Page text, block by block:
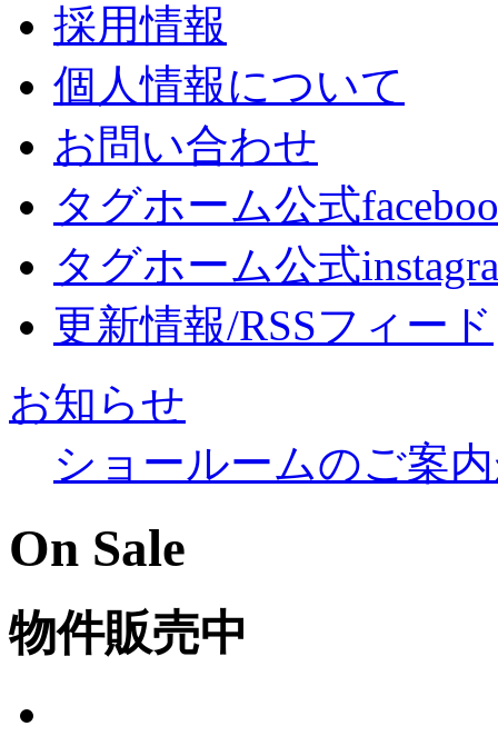
採用情報
個人情報について
お問い合わせ
タグホーム公式
タグホーム公式
更新情報/RSSフィード
お知らせ
ショールームのご案
On Sale
物件販売中